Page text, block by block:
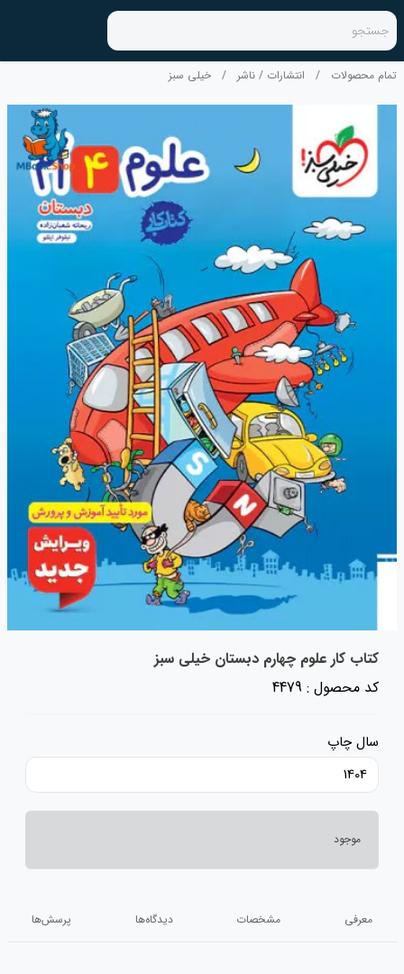
جستجو
تمام محصولات / انتشارات / ناشر / خیلی سبز
کتاب کار علوم چهارم دبستان خیلی سبز
کد محصول : 4479
سال چاپ
1404
موجود
معرفی مشخصات دیدگاه‌ها پرسش‌ها